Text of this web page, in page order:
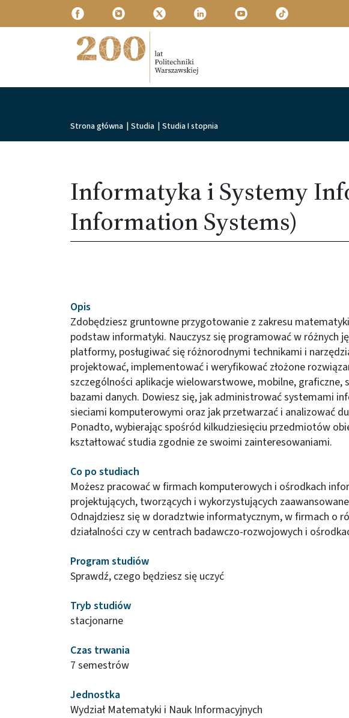
Przejdź do treści
Ścieżka nawigacyjna
Strona główna Studia Studia I stopnia
Informatyka i Systemy
Information Systems)
Opis
Zdobędziesz gruntowne przygotowanie z zakresu
podstaw informatyki. Nauczysz się programować w różnych
platformy, posługiwać się różnorodnymi technikami i
projektować, implementować i weryfikować złożone
szczególności aplikacje wielowarstwowe, mobilne, graficzne,
bazami danych. Dowiesz się, jak administrować systemami
sieciami komputerowymi oraz jak przetwarzać i analizować
Ponadto, wybierając spośród kilkudziesięciu przedmiotów
kształtować studia zgodnie ze swoimi zainteresowaniami.
Co po studiach
Możesz pracować w firmach komputerowych i ośrodkach
projektujących, tworzących i wykorzystujących
Odnajdziesz się w doradztwie informatycznym, w firmach o
działalności czy w centrach badawczo-rozwojowych i
Program studiów
Sprawdź, czego będziesz się uczyć
Tryb studiów
stacjonarne
Czas trwania
7 semestrów
Jednostka
Wydział Matematyki i Nauk Informacyjnych